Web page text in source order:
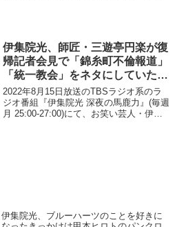
伊集院光、師匠・三遊亭円楽が復
帰記者会見で「錦糸町不倫報道」
「統一教会」をネタにしていたこ
とに驚き「この人、相変わらずだ
なぁ」
2022年8月15日放送のTBSラジオ系のラ
ジオ番組『伊集院光 深夜の馬鹿力』(毎週
月 25:00-27:00)にて、お笑い芸人・伊集
伊集院光、ブルーハーツのことを好きに